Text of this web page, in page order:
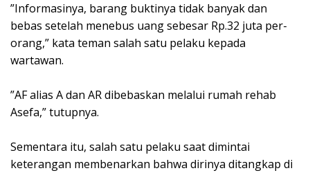
‎”Informasinya, barang buktinya tidak banyak dan
bebas setelah menebus uang sebesar Rp.32 juta per-
orang,” kata teman salah satu pelaku kepada
wartawan.
‎”AF alias A dan AR dibebaskan melalui rumah rehab
Asefa,” tutupnya.
‎Sementara itu, salah satu pelaku saat dimintai
keterangan membenarkan bahwa dirinya ditangkap di